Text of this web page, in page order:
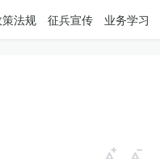
法规 征兵宣传 业务学习